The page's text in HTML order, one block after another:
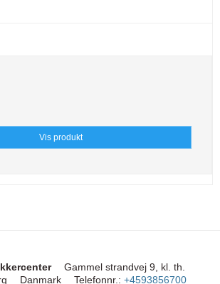
Vis produkt
Gammel strandvej 9, kl. th.
Danmark Telefonnr. : +4593856700